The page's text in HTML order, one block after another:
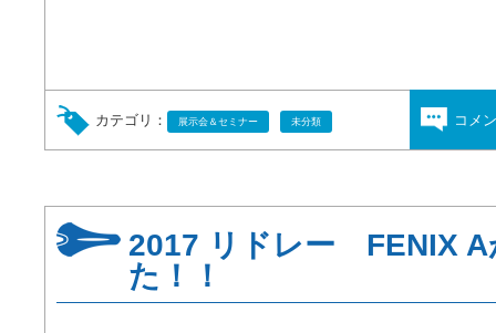
カテゴリ： 展示会＆セミナー 未分類 コメ
2017 リドレー FENIX A
た！！